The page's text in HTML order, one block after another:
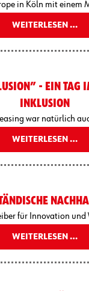
in Köln mit einem
WEITERLESEN …
- EIN TAG
INKLUSION
war natürlich
WEITERLESEN …
für Innovation und
WEITERLESEN …